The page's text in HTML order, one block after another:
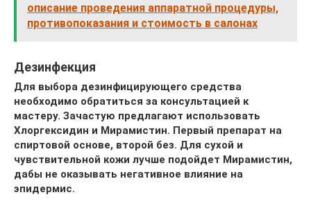
описание проведения аппаратной процедуры,
противопоказания и стоимость в салонах
Дезинфекция
Для выбора дезинфицирующего средства
необходимо обратиться за консультацией к
мастеру. Зачастую предлагают использовать
Хлоргексидин и Мирамистин. Первый препарат на
спиртовой основе, второй без. Для сухой и
чувствительной кожи лучше подойдет Мирамистин,
дабы не оказывать негативное влияние на
эпидермис.